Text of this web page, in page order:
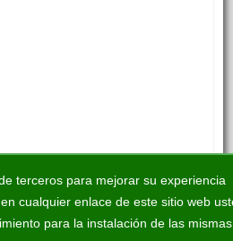
terceros para mejorar su experiencia
cualquier enlace de este sitio web
para la instalación de las mismas